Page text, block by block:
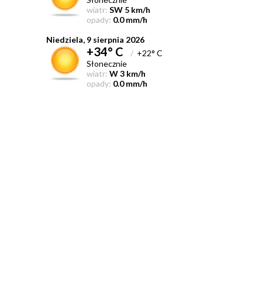
wiatr: SW 5 km/h
opady: 0.0 mm/h
Niedziela, 9 sierpnia 2026
+34° C /+22° C
Słonecznie
wiatr: W 3 km/h
opady: 0.0 mm/h